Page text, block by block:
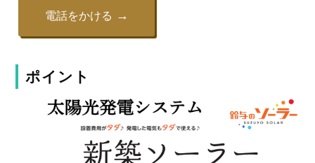
電話をかける
ポイント